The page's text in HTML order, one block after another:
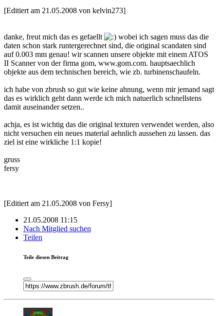
[Editiert am 21.05.2008 von kelvin273]
danke, freut mich das es gefaellt
wobei ich sagen muss das die
daten schon stark runtergerechnet sind, die original scandaten sind
auf 0.003 mm genau! wir scannen unsere objekte mit einem ATOS
II Scanner von der firma gom, www.gom.com. hauptsaechlich
objekte aus dem technischen bereich, wie zb. turbinenschaufeln.
ich habe von zbrush so gut wie keine ahnung, wenn mir jemand sagt
das es wirklich geht dann werde ich mich natuerlich schnellstens
damit auseinander setzen..
achja, es ist wichtig das die original texturen verwendet werden, also
nicht versuchen ein neues material aehnlich aussehen zu lassen. das
ziel ist eine wirkliche 1:1 kopie!
gruss
fersy
[Editiert am 21.05.2008 von Fersy]
21.05.2008 11:15
Nach Mitglied suchen
Teilen
Teile diesen Beitrag